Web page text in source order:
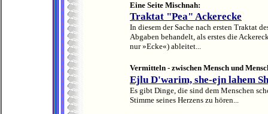
Eine Seite Mischnah:
Traktat "Pea" Ackerecke
In diesem der Sache nach ersten Traktat
Abgaben behandelt, als erstes die
nur »Ecke«) ableitet...
Vermitteln - zwischen Mensch und
Ejlu D'warim, she-ejn lahem
Es gibt Dinge, die sind dem Menschen
Stimme seines Herzens zu hören...